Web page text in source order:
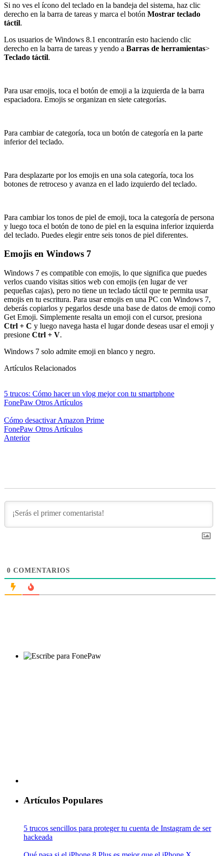
Si no ves el ícono del teclado en la bandeja del sistema, haz clic
derecho en la barra de tareas y marca el botón Mostrar teclado
táctil.
Los usuarios de Windows 8.1 encontrarán esto haciendo clic
derecho en la barra de tareas y yendo a Barras de herramientas>
Teclado táctil.
Para usar emojis, toca el botón de emoji a la izquierda de la barra
espaciadora. Emojis se organizan en siete categorías.
Para cambiar de categoría, toca un botón de categoría en la parte
inferior del teclado.
Para desplazarte por los emojis en una sola categoría, toca los
botones de retroceso y avanza en el lado izquierdo del teclado.
Para cambiar los tonos de piel de emoji, toca la categoría de persona
y luego toca el botón de tono de piel en la esquina inferior izquierda
del teclado. Puedes elegir entre seis tonos de piel diferentes.
Emojis en Windows 7
Windows 7 es compatible con emojis, lo que significa que puedes
verlos cuando visitas sitios web con emojis (en lugar de ver
pequeñas cajas), pero no tiene un teclado táctil que te permita usar
emojis en tu escritura. Para usar emojis en una PC con Windows 7,
deberás copiarlos y pegarlos desde una base de datos de emoji como
Get Emoji. Simplemente resalta un emoji con el cursor, presiona
Ctrl + C y luego navega hasta el lugar donde deseas usar el emoji y
presione Ctrl + V.
Windows 7 solo admite emoji en blanco y negro.
Artículos Relacionados
5 trucos: Cómo hacer un vlog mejor con tu smartphone
FonePaw Otros Artículos
Cómo desactivar Amazon Prime
FonePaw Otros Artículos
Anterior
0 COMENTARIOS
Artículos Populares
5 trucos sencillos para proteger tu cuenta de Instagram de ser
hackeada